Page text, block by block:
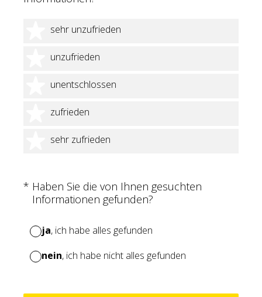
sehr unzufrieden
1 Stern
unzufrieden
2 Sterne
unentschlossen
3 Sterne
zufrieden
4 Sterne
sehr zufrieden
5 Sterne
* Haben Sie die von Ihnen gesuchten
Informationen gefunden?
(Erforderlich.)
ja, ich habe alles gefunden
nein, ich habe nicht alles gefunden